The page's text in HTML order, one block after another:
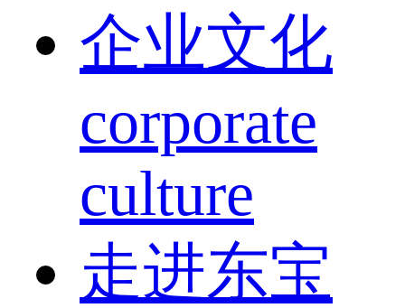
企业文化
corporate
culture
走进东宝